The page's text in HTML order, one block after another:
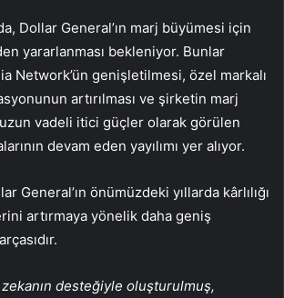
Dollar General’ın marj büyümesi için
yararlanması bekleniyor. Bunlar
Network’ün genişletilmesi, özel markalı
artırılması ve şirketin marj
vadeli itici güçler olarak görülen
devam eden yayılımı yer alıyor.
General’ın önümüzdeki yıllarda kârlılığı
artırmaya yönelik daha geniş
desteğiyle oluşturulmuş,